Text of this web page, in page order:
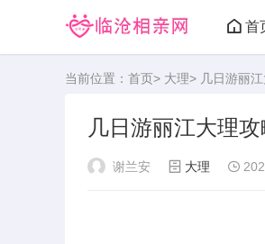
首
当前位置： 首页> 大理> 几日游丽
几日游丽江大理
谢兰安 大理